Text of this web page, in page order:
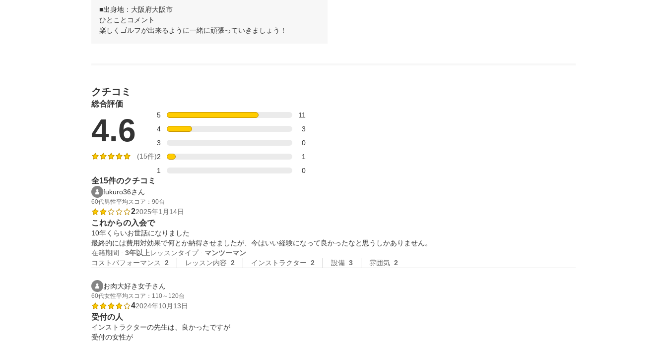
■出身地：大阪府大阪市
ひとことコメント
楽しくゴルフが出来るように一緒に頑張っていきましょう！
クチコミ
総合評価
4.6
(15件)
5
11
4
3
3
0
2
1
1
0
全15件のクチコミ
fukuro36さん
60代男性平均スコア：90台
22025年1月14日
これからの入会で
10年くらいお世話になりました
最終的には費用対効果で何とか納得させましたが、今はいい経験になって良かったなと思うしかありません。
在籍期間 : 3年以上レッスンタイプ : マンツーマン
コストパフォーマンス
2 レッスン内容 2 インストラクター 2 設備 3 雰囲気 2
お肉大好き女子さん
60代女性平均スコア：110～120台
42024年10月13日
受付の人
インストラクターの先生は、良かったですが
受付の女性が